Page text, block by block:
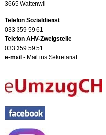
3665 Wattenwil
Telefon Sozialdienst
033 359 59 61
Telefon AHV-Zweigstelle
033 359 59 51
e-mail - Mail ins Sekretariat